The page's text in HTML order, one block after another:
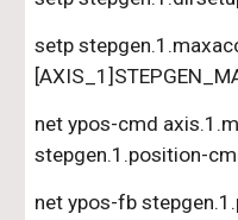
setp
net ypos-cmd
stepgen.1.position-
net ypos-fb